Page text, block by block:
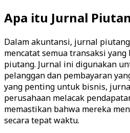
Apa itu Jurnal
Dalam akuntansi, jurnal
mencatat semua transaksi
piutang. Jurnal ini digunakan
pelanggan dan pembayaran
yang penting untuk bisnis,
perusahaan melacak
memastikan bahwa mereka
secara tepat waktu.